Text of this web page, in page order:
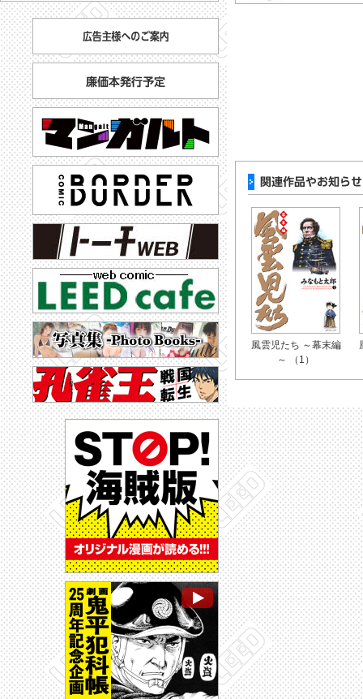
風雲児たち ～幕末編
～ （1）